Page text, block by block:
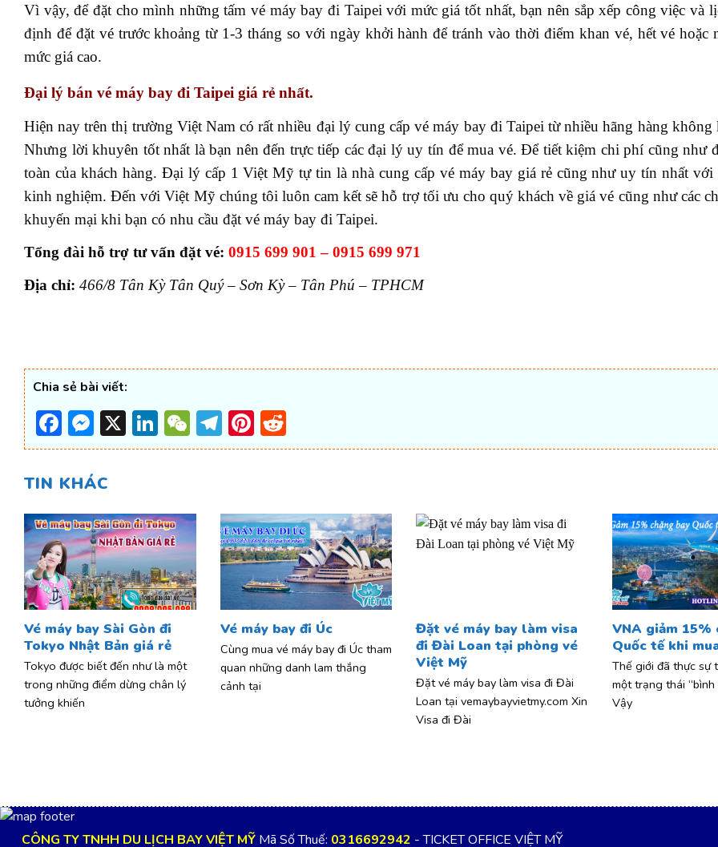
Vì vậy, để đặt cho mình những tấm vé máy bay đi Taipei với mức giá tốt nhất, bạn nên sắp xếp công việc và
định để đặt vé trước khoảng từ 1-3 tháng so với ngày khởi hành để tránh vào thời điểm khan vé, hết vé hoặc
mức giá cao.
Đại lý bán vé máy bay đi Taipei giá rẻ nhất.
Hiện nay trên thị trường Việt Nam có rất nhiều đại lý cung cấp vé máy bay đi Taipei từ nhiều hãng hàng không
Nhưng lời khuyên tốt nhất là bạn nên đến trực tiếp các đại lý uy tín để mua vé. Để tiết kiệm chi phí cũng như
toàn của khách hàng. Đại lý cấp 1 Việt Mỹ tự tin là nhà cung cấp vé máy bay giá rẻ cũng như uy tín nhất với
kinh nghiệm. Đến với Việt Mỹ chúng tôi luôn cam kết sẽ hỗ trợ tối ưu cho quý khách về giá vé cũng như các
khuyến mại khi bạn có nhu cầu đặt vé máy bay đi Taipei.
Tổng đài hỗ trợ tư vấn đặt vé: 0915 699 901 – 0915 699 971
Địa chỉ: 466/8 Tân Kỳ Tân Quý – Sơn Kỳ – Tân Phú – TPHCM
Chia sẻ bài viết:
Facebook
Messenger
X LinkedIn
WeChat
Telegram
Pinterest
TIN KHÁC
Vé máy bay Sài Gòn đi
Tokyo Nhật Bản giá rẻ
Tokyo được biết đến như là một
trong những điểm dừng chân lý
tưởng khiến
Vé máy bay đi Úc
Cùng mua vé máy bay đi Úc tham
quan những danh lam thắng
cảnh tại
Đặt vé máy bay làm visa
đi Đài Loan tại phòng vé
Việt Mỹ
Đặt vé máy bay làm visa đi Đài
Loan tại vemaybayvietmy.com Xin
Visa đi Đài
VNA giảm 15%
Quốc tế khi
Thế giới đã thực sự
một trạng thái “bình
Vậy
CÔNG TY TNHH DU LỊCH BAY VIỆT MỸ Mã Số Thuế: 0316692942 - TICKET OFFICE VIỆT MỸ